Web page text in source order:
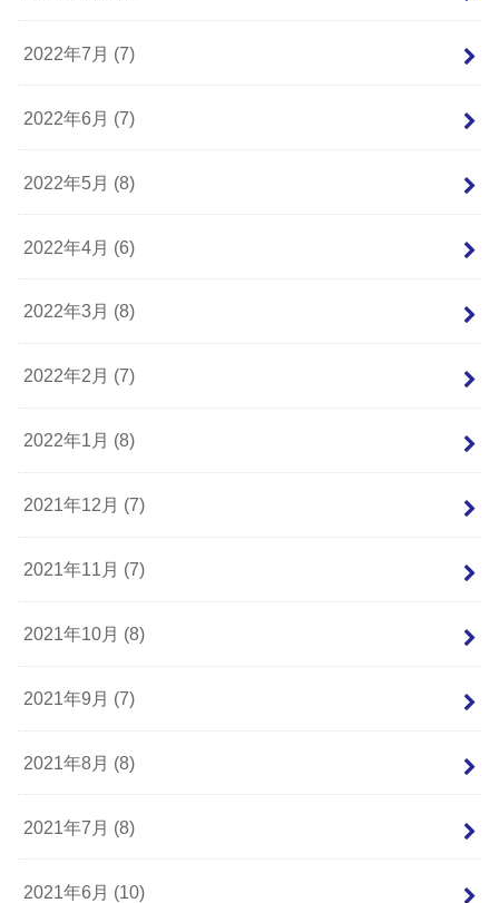
2022年7月 (7)
2022年6月 (7)
2022年5月 (8)
2022年4月 (6)
2022年3月 (8)
2022年2月 (7)
2022年1月 (8)
2021年12月 (7)
2021年11月 (7)
2021年10月 (8)
2021年9月 (7)
2021年8月 (8)
2021年7月 (8)
2021年6月 (10)